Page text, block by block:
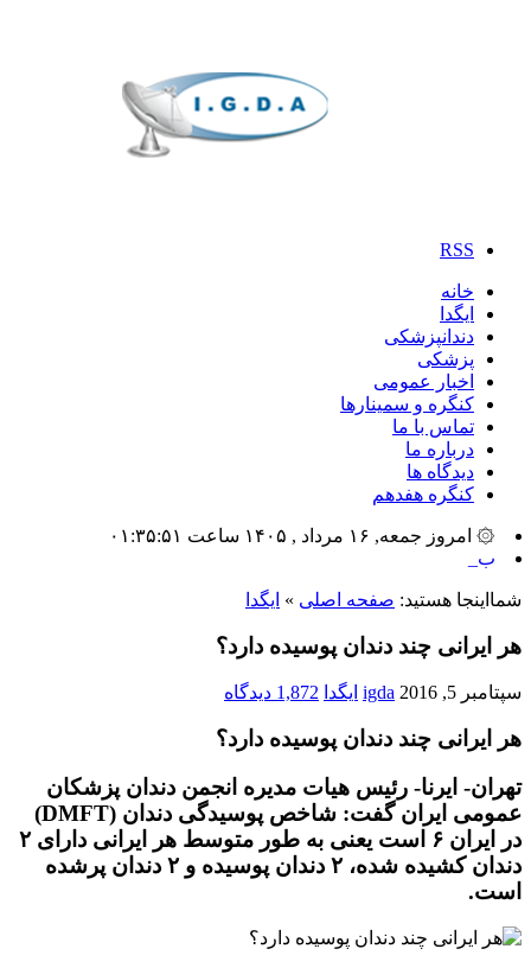
RSS
خانه
ایگدا
دندانپزشکی
پزشکی
اخبار عمومی
کنگره و سمینارها
تماس با ما
درباره ما
دیدگاه ها
کنگره هفدهم
۞ امروز جمعه, ۱۶ مرداد , ۱۴۰۵ ساعت ۰۱:۳۵:۵۱
بیشترین ت_
شمااینجا هستید: صفحه اصلی » ایگدا
هر ایرانی چند دندان پوسیده دارد؟
سپتامبر 5, 2016 igda ایگدا 1,872 دیدگاه
هر ایرانی چند دندان پوسیده دارد؟
تهران- ایرنا- رئیس هیات مدیره انجمن دندان پزشکان
عمومی ایران گفت: شاخص پوسیدگی دندان
(DMFT)
در ایران ۶ است یعنی به طور متوسط هر
ایرانی دارای ۲
دندان کشیده شده، ۲ دندان پوسیده و ۲ دندان پرشده
است.